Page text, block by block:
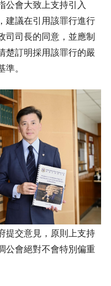
公會大致上支持引入
建議在引用該罪行進行
司司長的同意，並應制
楚訂明採用該罪行的嚴
。
提交意見，原則上支持
公會絕對不會特別偏重